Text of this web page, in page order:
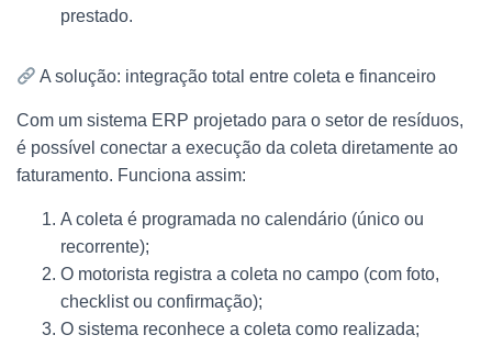
prestado.
A solução: integração total entre coleta e financeiro
Com um sistema ERP projetado para o setor de resíduos,
é possível conectar a execução da coleta diretamente ao
faturamento. Funciona assim:
A coleta é programada no calendário (único ou
recorrente);
O motorista registra a coleta no campo (com foto,
checklist ou confirmação);
O sistema reconhece a coleta como realizada;